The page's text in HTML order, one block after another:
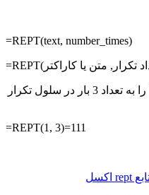
=REPT(text, number_times)
به عنوان مثال در مثال زیر ما عدد 1 را به تعداد 3 بار در سلول تکرار
=REPT(1, 3)=111